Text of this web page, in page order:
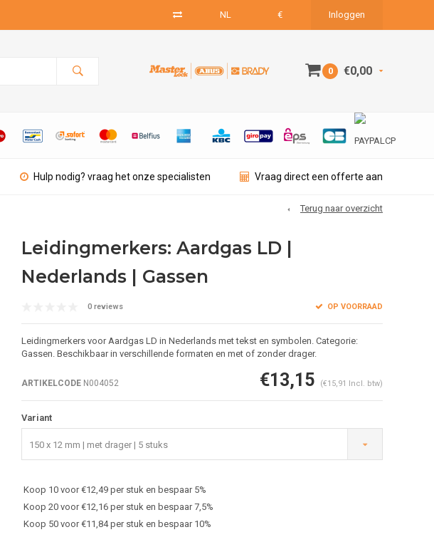
NL € Inloggen
0 €0,00
Hulp nodig? vraag het onze specialisten Vraag direct een offerte aan
Terug naar overzicht
Afbeelding vergroten
Leidingmerkers: Aardgas LD |
Nederlands | Gassen
0 reviews OP VOORRAAD
Leidingmerkers voor Aardgas LD in Nederlands met tekst en symbolen. Categorie:
Gassen. Beschikbaar in verschillende formaten en met of zonder drager.
ARTIKELCODEN004052 €13,15 (€15,91 Incl. btw)
Variant
150 x 12 mm | met drager | 5 stuks
Koop 10 voor €12,49 per stuk en bespaar 5%
Koop 20 voor €12,16 per stuk en bespaar 7,5%
Koop 50 voor €11,84 per stuk en bespaar 10%